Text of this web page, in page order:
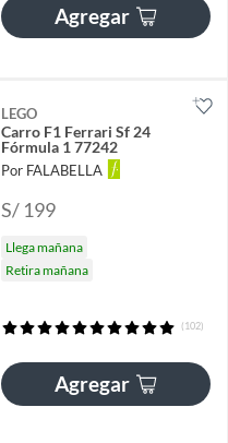
Agregar
LEGO
Carro F1 Ferrari Sf 24
Fórmula 1 77242
Por FALABELLA
S/ 199
Llega mañana
Retira mañana
(102)
Agregar